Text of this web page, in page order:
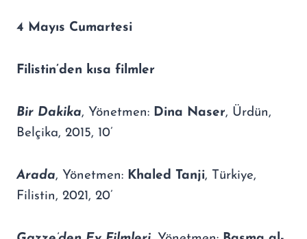
4 Mayıs Cumartesi
Filistin’den kısa filmler
Bir Dakika, Yönetmen: Dina Naser, Ürdün,
Belçika, 2015, 10’
Arada, Yönetmen: Khaled Tanji, Türkiye,
Filistin, 2021, 20’